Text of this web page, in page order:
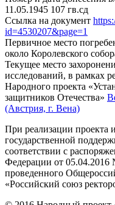
11.05.1945 107 гв.сд
Ссылка на документ
id=4530207&page=1
Первичное место
около Королевского
Текущее место
исследований, в рамках
Народного проекта
защитников Отечества»
(Австрия, г. Вена)
При реализации проекта
государственной
соответствии с
Федерации от 05.04.2016
проведенного
«Российский союз